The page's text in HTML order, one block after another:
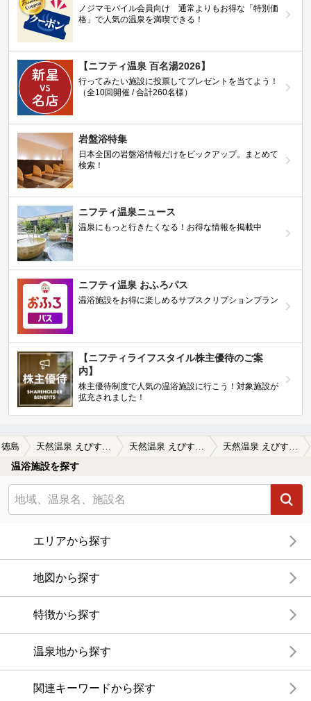
ノジマモバイル会員向け 通常よりもお得な「特別価
格」で人気の温泉を満喫できる！
【ニフティ温泉 百名湯2026】
行ってみたい施設に投票してプレゼントを当てよう！
（全10回開催 / 合計260名様）
岩盤浴特集
日本全国の岩盤浴情報だけをピックアップ。まとめて
検索！
ニフティ温泉ニュース
温泉にもっと行きたくなる！お得な情報を掲載中
ニフティ温泉 おふろパス
温浴施設をお得に楽しめるサブスクリプションプラン
【ニフティライフスタイル株主優待のご案
内】
株主優待制度で人気の温浴施設に行こう！対象施設が
拡充されました！
徳島 天然温泉 えびすの湯 天然温泉 えびすの湯の口コミ一覧 天然温泉 えびすの湯の口コミ 至れり尽くせりの施設です
温浴施設を探す
エリアから探す
地図から探す
特徴から探す
温泉地から探す
関連キーワードから探す